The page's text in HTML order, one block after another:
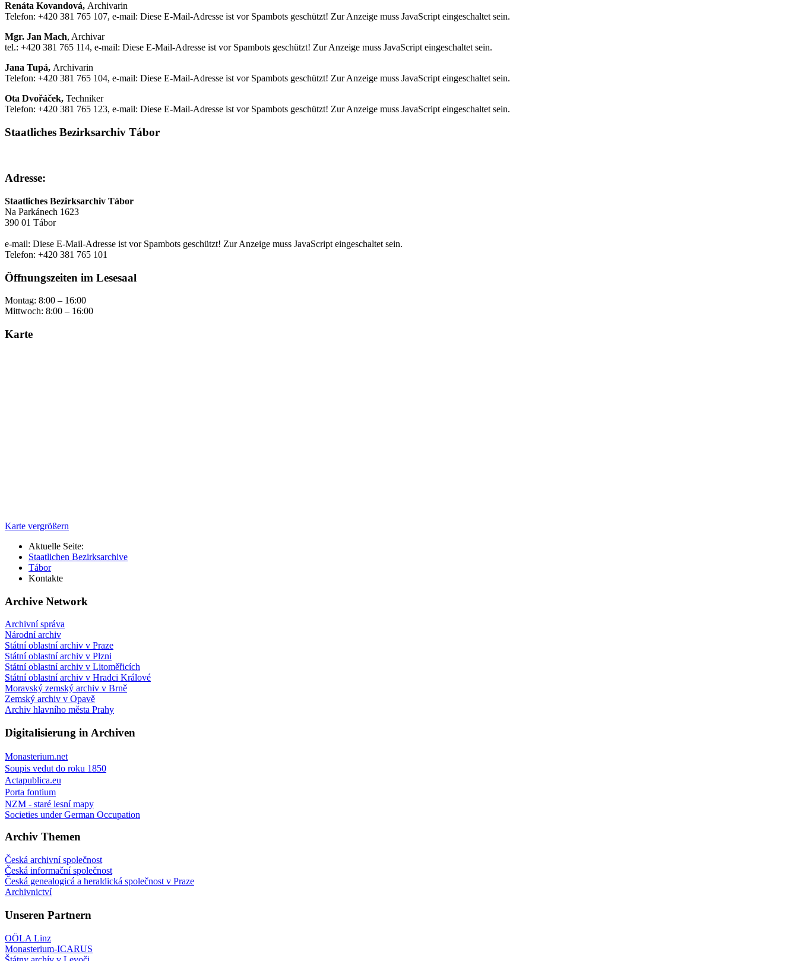
Renáta Kovandová, Archivarin
Telefon: +420 381 765 107, e-mail: Diese E-Mail-Adresse ist vor Spambots geschützt! Zur Anzeige muss JavaScript eingeschaltet sein.
Mgr. Jan Mach, Archivar
tel.: +420 381 765 114, e-mail: Diese E-Mail-Adresse ist vor Spambots geschützt! Zur Anzeige muss JavaScript eingeschaltet sein.
Jana Tupá, Archivarin
Telefon: +420 381 765 104, e-mail: Diese E-Mail-Adresse ist vor Spambots geschützt! Zur Anzeige muss JavaScript eingeschaltet sein.
Ota Dvořáček, Techniker
Telefon: +420 381 765 123, e-mail: Diese E-Mail-Adresse ist vor Spambots geschützt! Zur Anzeige muss JavaScript eingeschaltet sein.
Staatliches Bezirksarchiv Tábor
Adresse:
Staatliches Bezirksarchiv Tábor
Na Parkánech 1623
390 01 Tábor
e-mail: Diese E-Mail-Adresse ist vor Spambots geschützt! Zur Anzeige muss JavaScript eingeschaltet sein.
Telefon: +420 381 765 101
Öffnungszeiten im Lesesaal
Montag: 8:00 – 16:00
Mittwoch: 8:00 – 16:00
Karte
Karte vergrößern
Aktuelle Seite:
Staatlichen Bezirksarchive
Tábor
Kontakte
Archive Network
Archivní správa
Národní archiv
Státní oblastní archiv v Praze
Státní oblastní archiv v Plzni
Státní oblastní archiv v Litoměřicích
Státní oblastní archiv v Hradci Králové
Moravský zemský archiv v Brně
Zemský archiv v Opavě
Archiv hlavního města Prahy
Digitalisierung in Archiven
Monasterium.net
Soupis vedut do roku 1850
Actapublica.eu
Porta fontium
NZM - staré lesní mapy
Societies under German Occupation
Archiv Themen
Česká archivní společnost
Česká informační společnost
Česká genealogicá a heraldická společnost v Praze
Archivnictví
Unseren Partnern
OÖLA Linz
Monasterium-ICARUS